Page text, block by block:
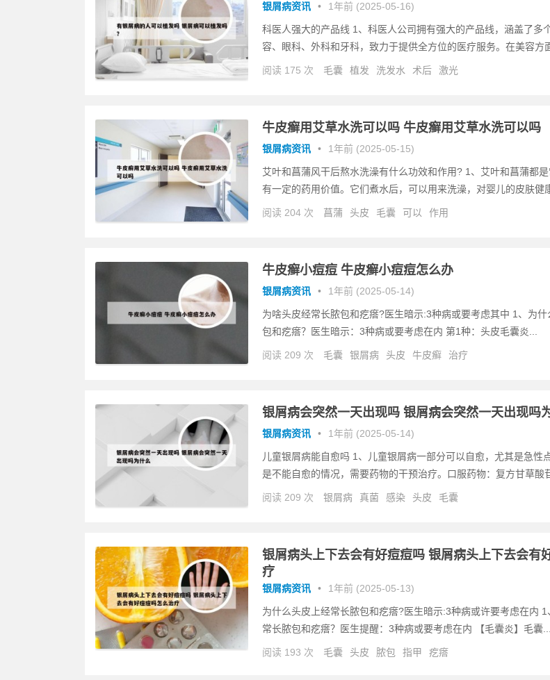
银屑病资讯 • 1年前 (2025-05-16)
科医人强大的产品线 1、科医人公司拥有强大的产品线，涵盖了多
容、眼科、外科和牙科，致力于提供全方位的医疗服务。在美容方
阅读 175 次 毛囊 植发 洗发水 术后 激光
牛皮癣用艾草水洗可以吗 牛皮癣用艾草水洗可以吗
银屑病资讯 • 1年前 (2025-05-15)
艾叶和菖蒲风干后熬水洗澡有什么功效和作用? 1、艾叶和菖蒲都
有一定的药用价值。它们煮水后，可以用来洗澡，对婴儿的皮肤健
阅读 204 次 菖蒲 头皮 毛囊 可以 作用
牛皮癣小痘痘 牛皮癣小痘痘怎么办
银屑病资讯 • 1年前 (2025-05-14)
为啥头皮经常长脓包和疙瘩?医生暗示:3种病或要考虑其中 1、为
包和疙瘩？医生暗示：3种病或要考虑在内 第1种：头皮毛囊炎...
阅读 209 次 毛囊 银屑病 头皮 牛皮癣 治疗
银屑病会突然一天出现吗 银屑病会突然一天出现吗
银屑病资讯 • 1年前 (2025-05-14)
儿童银屑病能自愈吗 1、儿童银屑病一部分可以自愈，尤其是急性
是不能自愈的情况，需要药物的干预治疗。口服药物：复方甘草酸
阅读 209 次 银屑病 真菌 感染 头皮 毛囊
银屑病头上下去会有好痘痘吗 银屑病头上下去会有
疗
银屑病资讯 • 1年前 (2025-05-13)
为什么头皮上经常长脓包和疙瘩?医生暗示:3种病或许要考虑在内
常长脓包和疙瘩？医生提醒：3种病或要考虑在内 【毛囊炎】毛囊...
阅读 193 次 毛囊 头皮 脓包 指甲 疙瘩